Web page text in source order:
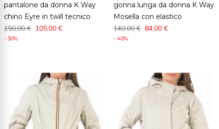
pantalone da donna K Way
chino Eyre in twill tecnico
150,00 € 105,00 €
- 30%
gonna lunga da donna K Way
Mosella con elastico
140,00 € 84,00 €
- 40%